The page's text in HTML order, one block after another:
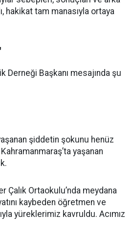
hakikat tam manasıyla ortaya
Derneği Başkanı mesajında şu
şiddetin şokunu henüz
yaşanan
Çalık Ortaokulu’nda meydana
kaybeden öğretmen ve
yüreklerimiz kavruldu. Acımız